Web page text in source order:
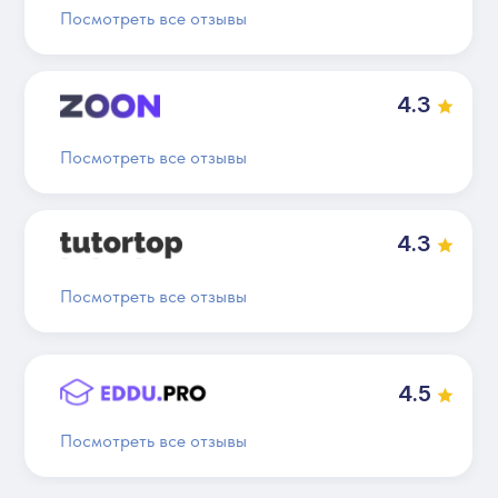
Посмотреть все отзывы
Посмотреть все отзывы
4.3
4.5
Посмотреть все отзывы
4.3
Посмотреть все отзывы